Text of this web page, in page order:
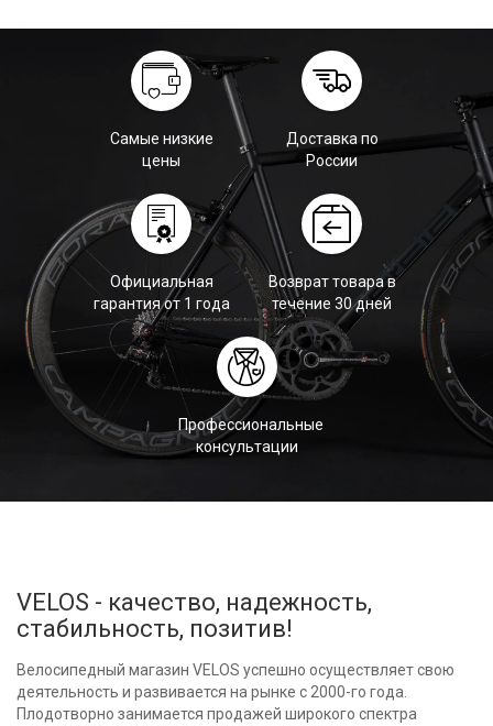
Самые низкие
цены
Доставка по
России
Официальная
гарантия от 1 года
Возврат товара в
течение 30 дней
Профессиональные
консультации
VELOS - качество, надежность,
стабильность, позитив!
Велосипедный магазин VELOS успешно осуществляет свою
деятельность и развивается на рынке с 2000-го года.
Плодотворно занимается продажей широкого спектра